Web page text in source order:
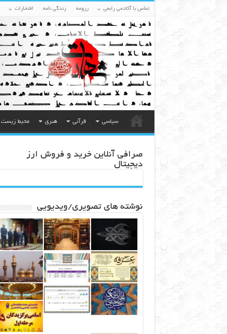
تماس با آکادمی رابعی رزومه زندگی نامه افتخارات
سیاسی قرآنی هنری محیط زیست
صرافی آنلاین خرید و فروش ارز
دیجیتال
نوشته های تصویری/ویدیویی